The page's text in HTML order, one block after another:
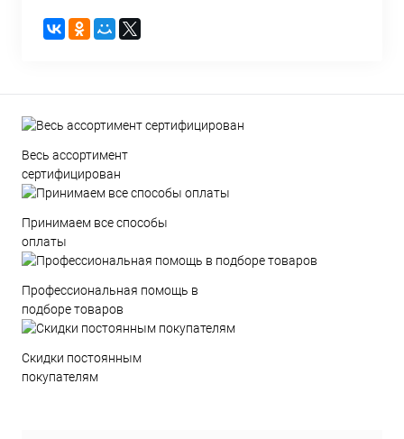
Весь ассортимент
сертифицирован
Принимаем все способы
оплаты
Профессиональная помощь в
подборе товаров
Скидки постоянным
покупателям